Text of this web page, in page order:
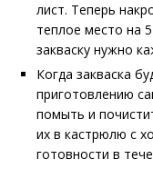
лист. Теперь
теплое место на
закваску нужно
Когда закваска
приготовлению
помыть и
их в кастрюлю с
готовности в